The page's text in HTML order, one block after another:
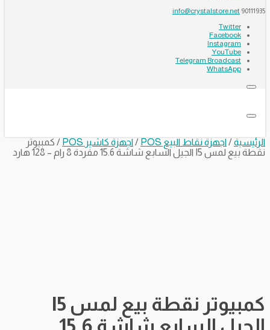
90111935
info@crystalstore.net
Twitter
Facebook
Instagram
YouTube
Telegram Broadcast
WhatsApp
الرئيسية/ اجهزة نقاط البيع POS / اجهزة كاشير POS
/ كمبيوتر
نقطة بيع لمس I5 الجيل السابع شاشة 15.6 مفردة 8 رام – 128 هارد
كمبيوتر نقطة بيع لمس I5